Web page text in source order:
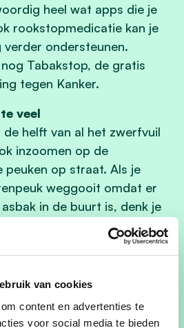
van cookies
content en advertenties te
voor social media te bieden
heel wat apps die je
rookstopmedicatie kan je
ondersteunen.
Tabakstop, de gratis
tegen Kanker.
veel
helft van al het zwerfvuil
inzoomen op de
peuken op straat. Als je
weggooit omdat er
in de buurt is, denk je
echt kwaad kan. Maar
zien dat van elke 3 peuken
Gooi dus nooit een peuk op
afvalbak, gebruik een
nog: stop met roken. In de